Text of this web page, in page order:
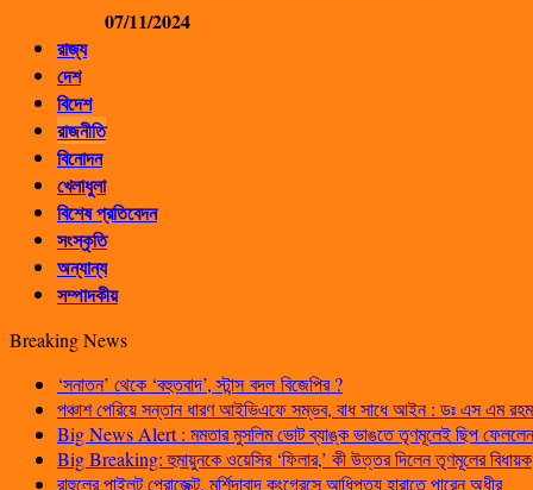
07/11/2024
রাজ্য
দেশ
বিদেশ
রাজনীতি
বিনোদন
খেলাধুলা
বিশেষ প্রতিবেদন
সংস্কৃতি
অন্যান্য
সম্পাদকীয়
Breaking News
‘সনাতন’ থেকে ‘বহুতবাদ’, স্টান্স বদল বিজেপির ?
পঞ্চাশ পেরিয়ে সন্তান ধারণ আইভিএফে সম্ভব, বাধ সাধে আইন : ডঃ এস এম
Big News Alert : মমতার মুসলিম ভোট ব্যাঙ্ক ভাঙতে তৃণমূলেই ছিপ ফেললেন
Big Breaking: হুমায়ুনকে ওয়েসির ‘ফিলার,’ কী উত্তর দিলেন তৃণমূলের বিধায়ক
রাহুলের পাইলট প্রোজেক্ট, মুর্শিদাবাদ কংগ্রেসে আধিপত্য হারাতে পারেন অধীর